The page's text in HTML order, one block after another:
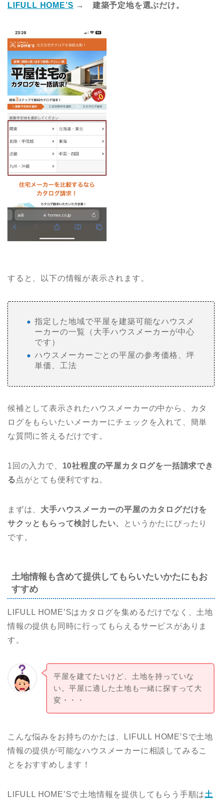
LIFULL HOME’S → 建築予定地を選ぶだけ。
すると、以下の情報が表示されます。
指定した地域で平屋を建築可能なハウスメ
ーカーの一覧（大手ハウスメーカーが中心
です）
ハウスメーカーごとの平屋の参考価格、坪
単価、工法
候補として表示されたハウスメーカーの中から、カタ
ログをもらいたいメーカーにチェックを入れて、簡単
な質問に答えるだけです。
1回の入力で、 10社程度の平屋カタログを一括請求でき
る 点がとても便利ですね。
まずは、 大手ハウスメーカーの平屋のカタログだけを
サクッともらって検討したい、
というかたにぴったり
です。
土地情報も含めて提供してもらいたいかたにもお
すすめ
LIFULL HOME’Sはカタログを集めるだけでなく、土地
情報の提供も同時に行ってもらえるサービスがありま
す。
平屋を建てたいけど、土地を持っていな
い。平屋に適した土地も一緒に探すって大
変・・・
こんな悩みをお持ちのかたは、LIFULL HOME’Sで土地
情報の提供が可能なハウスメーカーに相談してみるこ
とをおすすめします！
LIFULL HOME’Sで土地情報を提供してもらう手順は土